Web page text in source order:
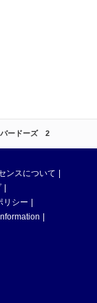
バードーズ 2
ンスについて
リシー